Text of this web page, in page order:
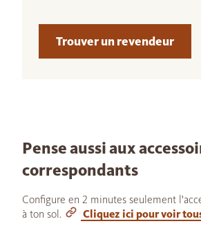
Trouver un revendeur
Pense aussi aux
correspondants
Configure en 2 minutes seulement
à ton sol.
Cliquez ici pour voir